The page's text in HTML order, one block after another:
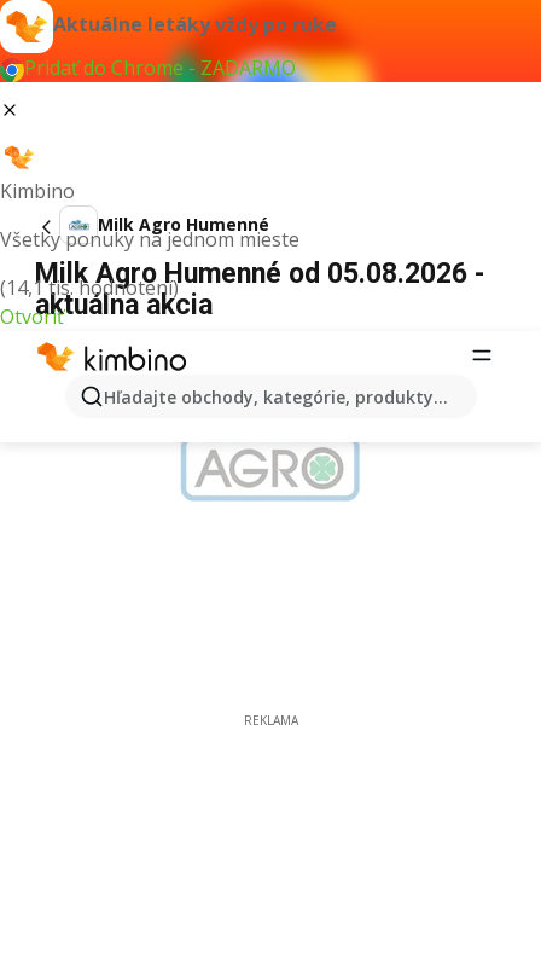
Aktuálne letáky vždy po ruke
Pridať do Chrome - ZADARMO
Kimbino
Všetky ponuky na jednom mieste
(14,1 tis. hodnotení)
Otvoriť
Hľadajte obchody, kategórie, produkty...
Milk Agro Humenné
Milk Agro Humenné od 05.08.2026 -
aktuálna akcia
REKLAMA